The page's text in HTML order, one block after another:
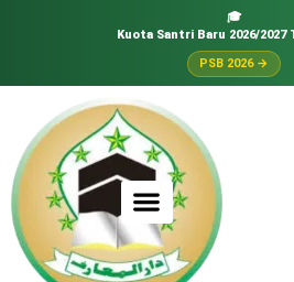
🎓
Kuota Santri Baru 2026/2027
PSB 2026 →